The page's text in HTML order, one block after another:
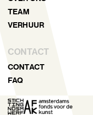
TEAM
VERHUUR
CONTACT
CONTACT
FAQ